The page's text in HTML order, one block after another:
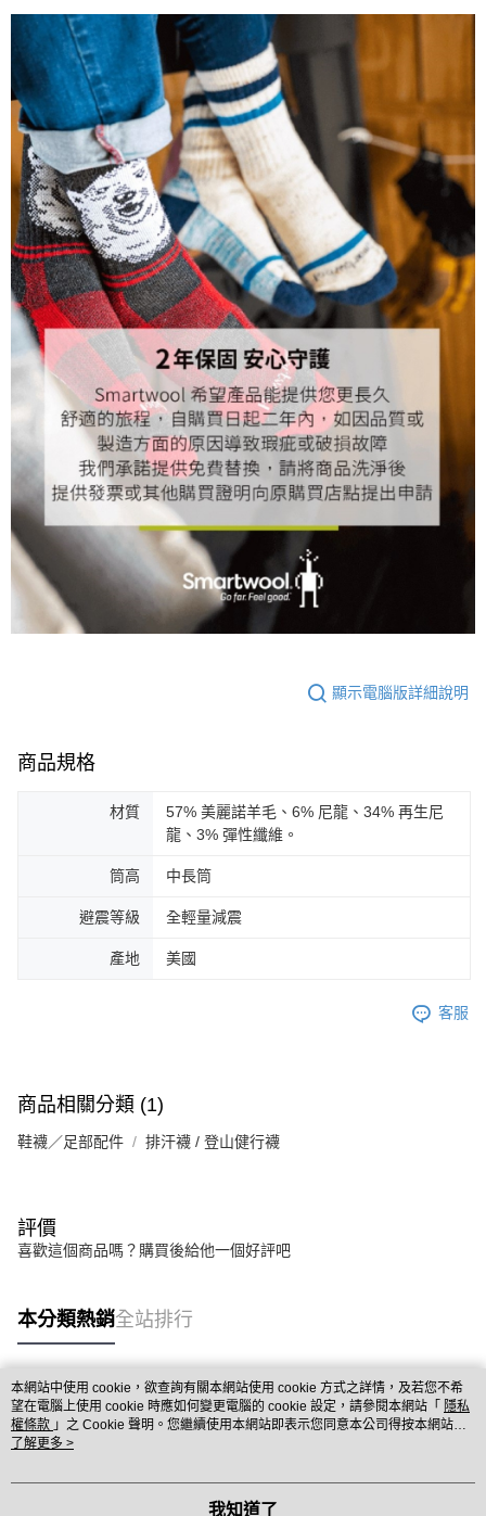
顯示電腦版詳細說明
商品規格
材質
57% 美麗諾羊毛、6% 尼龍、34% 再生尼
龍、3% 彈性纖維。
筒高 中長筒
避震等級 全輕量減震
產地 美國
客服
商品相關分類 (1)
鞋襪／足部配件 排汗襪 / 登山健行襪
評價
喜歡這個商品嗎？購買後給他一個好評吧
本分類熱銷全站排行
熱門標籤
本網站中使用 cookie，欲查詢有關本網站使用 cookie 方式之詳情，及若您不希
望在電腦上使用 cookie 時應如何變更電腦的 cookie 設定，請參閱本網站「 隱私
權條款 」之 Cookie 聲明。您繼續使用本網站即表示您同意本公司得按本網站使
用條款之 Cookie 聲明使用 cookie。
了解更多 >
我知道了